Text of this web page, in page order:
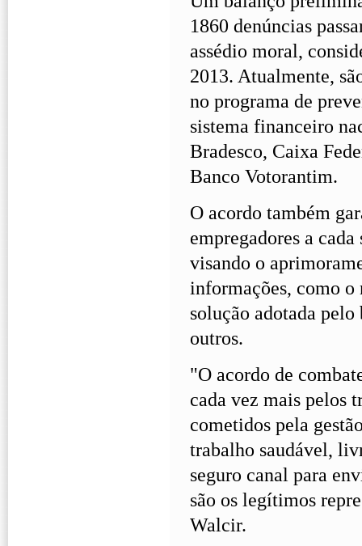
1860 denúncias
assédio moral,
2013. Atualmente,
no programa de
sistema financeiro
Bradesco, Caixa
Banco Votorantim.
O acordo também
empregadores a
visando o
informações, como o
solução adotada
outros.
"O acordo de
cada vez mais pelos
cometidos pela
trabalho saudável,
seguro canal para
são os legítimos
Walcir.